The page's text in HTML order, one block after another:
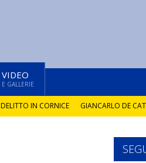
VIDEO
E GALLERIE
DELITTO IN CORNICE GIANCARLO DE